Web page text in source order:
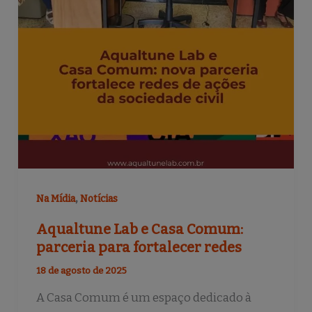
Na Mídia,Notícias
Aqualtune Lab e Casa Comum:
parceria para fortalecer redes
18 de agosto de 2025
A Casa Comum é um espaço dedicado à